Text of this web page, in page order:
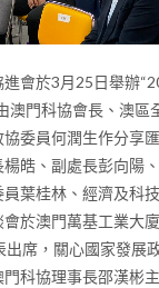
會於3月25日舉辦
澳門科協會長、澳區
委員何潤生作分享
皓、副處長彭向陽
葉桂林、經濟及科
於澳門萬基工業大
出席，關心國家發展
科協理事長邵漢彬主